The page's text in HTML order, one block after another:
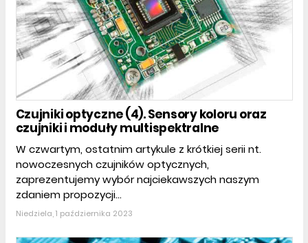
Czujniki optyczne (4). Sensory koloru oraz
czujniki i moduły multispektralne
W czwartym, ostatnim artykule z krótkiej serii nt.
nowoczesnych czujników optycznych,
zaprezentujemy wybór najciekawszych naszym
zdaniem propozycji...
Niedziela, 1 października 2023